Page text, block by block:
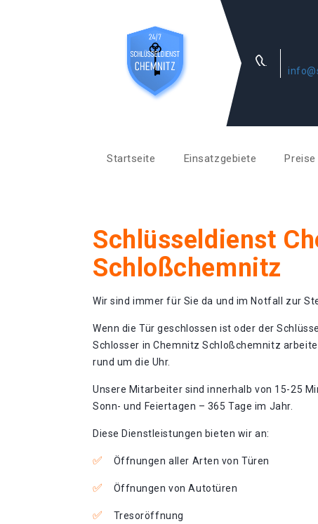
Startseite Einsatzgebiete Preise
Schlüsseldienst
Schloßchemnitz
Wir sind immer für Sie da und im Notfall zur
Wenn die Tür geschlossen ist oder der
Schlosser in Chemnitz Schloßchemnitz
rund um die Uhr.
Unsere Mitarbeiter sind innerhalb von 15-25
Sonn- und Feiertagen – 365 Tage im Jahr.
Diese Dienstleistungen bieten wir an:
Öffnungen aller Arten von Türen
Öffnungen von Autotüren
Tresoröffnung